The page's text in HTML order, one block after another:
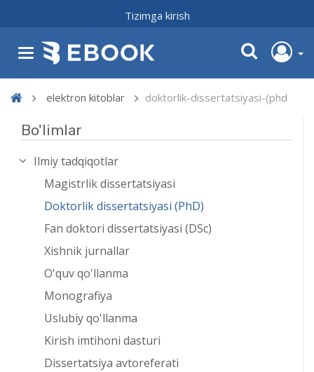
Tizimga kirish
elektron kitoblar doktorlik-dissertatsiyasi-(phd
Bo'limlar
Ilmiy tadqiqotlar
Magistrlik dissertatsiyasi
Doktorlik dissertatsiyasi (PhD)
Fan doktori dissertatsiyasi (DSc)
Xishnik jurnallar
O'quv qo'llanma
Monografiya
Uslubiy qo'llanma
Kirish imtihoni dasturi
Dissertatsiya avtoreferati